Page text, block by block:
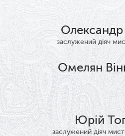
заслужений діяч
Омелян
Юрій
заслужений діяч